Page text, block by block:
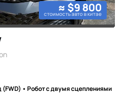
≈ $9 800
стоимость авто в китае
(FWD) • Робот с двумя сцеплениями